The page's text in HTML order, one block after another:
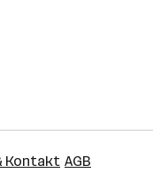
Kontakt AGB